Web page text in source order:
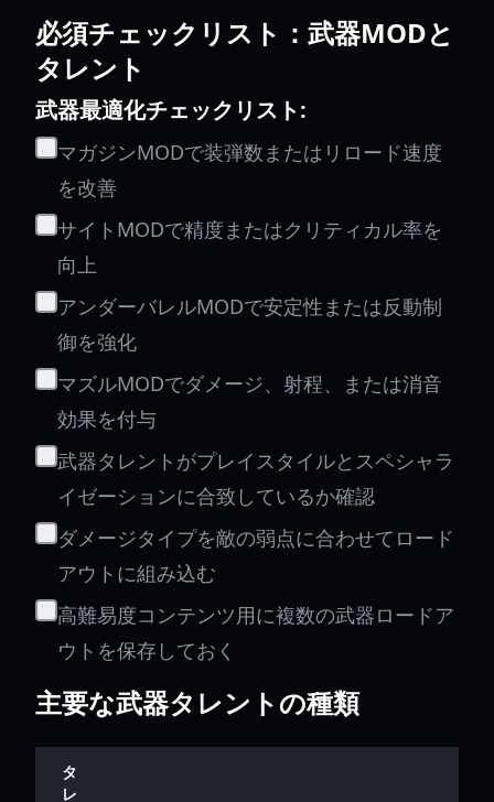
必須チェックリスト：武器MODと
タレント
武器最適化チェックリスト:
マガジンMODで装弾数またはリロード速度
を改善
サイトMODで精度またはクリティカル率を
向上
アンダーバレルMODで安定性または反動制
御を強化
マズルMODでダメージ、射程、または消音
効果を付与
武器タレントがプレイスタイルとスペシャラ
イゼーションに合致しているか確認
ダメージタイプを敵の弱点に合わせてロード
アウトに組み込む
高難易度コンテンツ用に複数の武器ロードア
ウトを保存しておく
主要な武器タレントの種類
タ
レ